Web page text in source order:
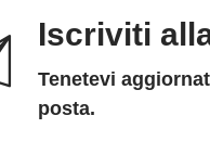
Iscriviti
Tenetevi
posta.